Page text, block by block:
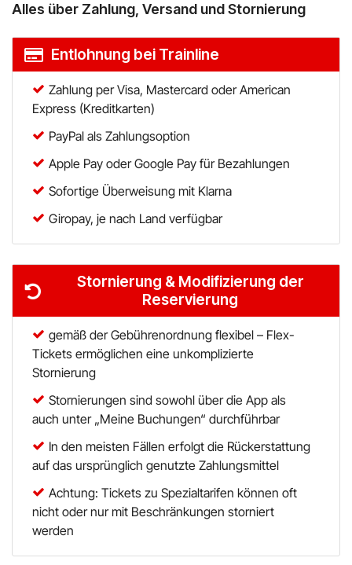
CAMP DAVID & SOCCX
tink
Austrian Airlines
Mr Beam
Yves Rocher
Thalia
Douglas
Alle Shops anzeigen
Alles über Zahlung, Versand und Stornierung
Entlohnung bei Trainline
Zahlung per Visa, Mastercard oder American
Express (Kreditkarten)
PayPal als Zahlungsoption
Apple Pay oder Google Pay für Bezahlungen
Sofortige Überweisung mit Klarna
Giropay, je nach Land verfügbar
Stornierung & Modifizierung der
Reservierung
gemäß der Gebührenordnung flexibel – Flex-
Tickets ermöglichen eine unkomplizierte
Stornierung
Stornierungen sind sowohl über die App als
auch unter „Meine Buchungen“ durchführbar
In den meisten Fällen erfolgt die Rückerstattung
auf das ursprünglich genutzte Zahlungsmittel
Achtung: Tickets zu Spezialtarifen können oft
nicht oder nur mit Beschränkungen storniert
werden